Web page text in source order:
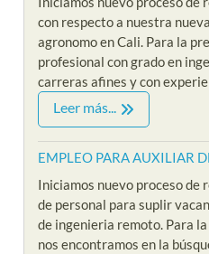
con respecto a nuestra
agronomo en Cali. Para la
profesional con grado en
carreras afines y con
Leer más...
EMPLEO PARA AUXILIAR
Iniciamos nuevo proceso de
de personal para suplir
de ingenieria remoto. Para
nos encontramos en la